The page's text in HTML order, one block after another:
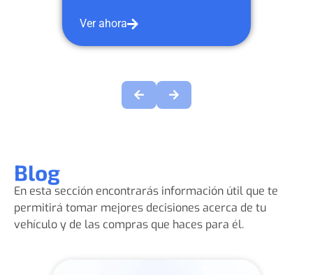
Blog
En esta sección encontrarás información útil que te
permitirá tomar mejores decisiones acerca de tu
vehículo y de las compras que haces para él.